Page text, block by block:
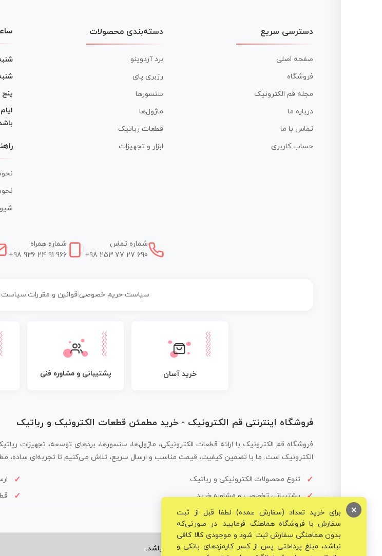
دسترسی سریع
صفحه اصلی
فروشگاه
مجله قم الکترونیک
درباره ما
تماس با ما
حساب کاربری
دسته‌بندی محصولات
برد آردوینو
رزبری پای
سنسورها
ماژول‌ها
قطعات رباتیک
ابزار و تجهیزات
شماره تماس
+98 253 77 27 690
شماره همراه
+98 936 24 91 966
سیاست حریم خصوصی| قوانین و مقررات سیاست
خرید آسان پشتیبانی و مشاوره فنی
فروشگاه اینترنتی قم الکترونیک - خرید مطمئن قطعات الکترونیک و رباتیک
فروشگاه قم الکترونیک با ارائه قطعات الکترونیکی، ماژول‌ها، سنسورها، بردهای توسعه، تجهیزات
الکترونیک است. ما با تضمین کیفیت، قیمت مناسب و ارسال سریع، تلاش می‌کنیم تا تجربه‌ای ساده،
تنوع محصولات الکترونیکی و رباتیک
پشتیبانی تخصصی و مشاوره خرید
© تمامی حقوق برای فروشگاه تخصصی قم الکترونیک محفوظ می‌باشد.
برای خرید تعداد (سفارش عمده) لطفا قبل از ثبت
سفارش با فروشگاه هماهنگ فرمایید. در صورتی‌که
بدون هماهنگی سفارش ثبت شود و موجودی کالا کافی
نباشد، مبلغ پرداختی پس از کسر کارمزدهای بانکی و
×